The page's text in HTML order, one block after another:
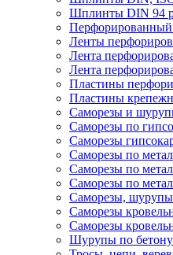
Шплинты DIN 94
Ленты
Лента
Лента
Пластины
Пластины
Саморезы и
Саморезы по
Саморезы
Саморезы по
Саморезы по
Саморезы по
Саморезы, шурупы
Саморезы
Саморезы
Шурупы по бетону